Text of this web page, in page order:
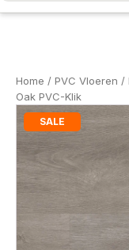
Home / PVC Vloeren /
Oak PVC-Klik
SALE